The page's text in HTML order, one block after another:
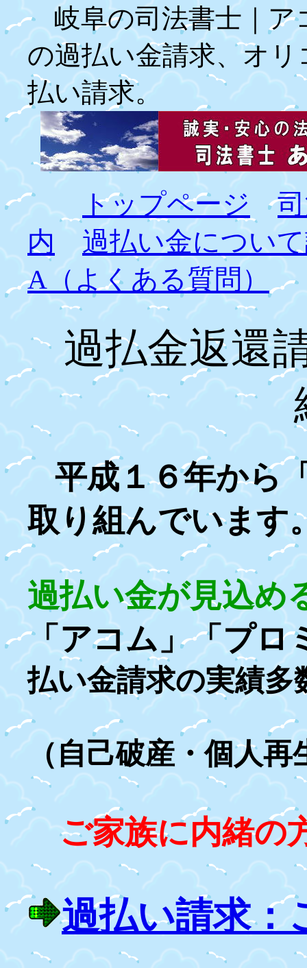
岐阜の司法書士｜
の過払い金請求、オ
払い請求。
トップページ
内
過払い金につい
A（よくある質問）
過払金返還
平成１６年から
取り組んでいます
過払い金が見込め
「アコム」「プロ
払い金請求の実績多
（自己破産・個人
ご家族に内緒の
過払い請求：